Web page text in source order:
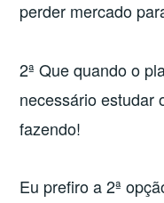
perder mercado
2ª Que quando o
necessário estudar
fazendo!
Eu prefiro a 2ª